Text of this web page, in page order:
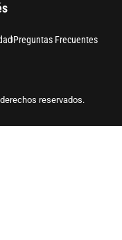
Preguntas Frecuentes
reservados.